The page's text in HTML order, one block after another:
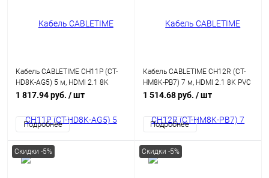
Кабель CABLETIME CH11P (CT-
HD8K-AG5) 5 м, HDMI 2.1 8K
PREMIUM, алюминиевый,
черный P
1 817.94 руб. / шт
Подробнее
Кабель CABLETIME CH12R (CT-
HM8K-PB7) 7 м, HDMI 2.1 8K PVC
28AWG, позолоченный, 8K/60
1 514.68 руб. / шт
Подробнее
Скидки -5% Скидки -5%